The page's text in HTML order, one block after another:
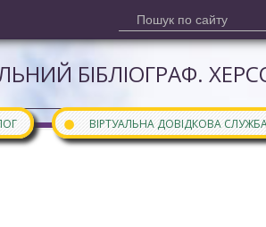
БІБЛІОГРАФ.
● ВІРТУАЛЬНА ДОВІДКОВА